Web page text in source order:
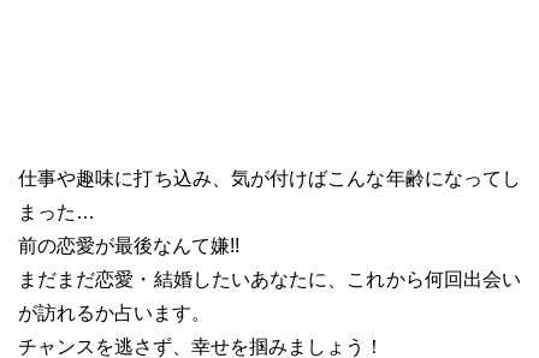
仕事や趣味に打ち込み、気が付けばこんな年齢になってし
まった…
前の恋愛が最後なんて嫌!!
まだまだ恋愛・結婚したいあなたに、これから何回出会い
が訪れるか占います。
チャンスを逃さず、幸せを掴みましょう！